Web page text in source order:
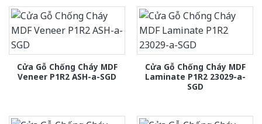
Cửa Gỗ Chống Cháy MDF
Veneer P1R2 ASH-a-SGD
Cửa Gỗ Chống Cháy MDF
Laminate P1R2 23029-a-
SGD